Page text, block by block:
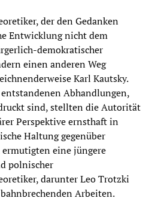
der den Gedanken
Entwicklung nicht dem
demokratischer
einen anderen Weg
Karl Kautsky.
Abhandlungen,
sind, stellten die Autorität
Perspektive ernsthaft in
Haltung gegenüber
eine jüngere
polnischer
darunter Leo Trotzki
Arbeiten.